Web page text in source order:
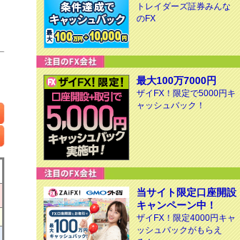
トレイダーズ証券みんな
のFX
最大100万7000円
ザイFX！限定で5000円キ
ャッシュバック！
当サイト限定口座開設
キャンペーン中！
ザイFX！限定4000円キャ
ッシュバックがもらえ